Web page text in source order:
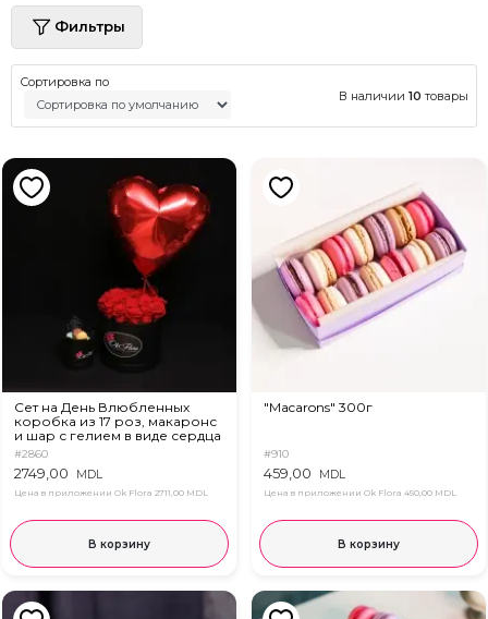
Фильтры
Сортировка по
В наличии 10 товары
Сет на День Влюбленных
коробка из 17 роз, макаронс
и шар с гелием в виде сердца
#2860
2749,00 MDL
Цена в приложении Ok Flora 2711,00 MDL
В корзину
"Macarons" 300г
#910
459,00 MDL
Цена в приложении Ok Flora 450,00 MDL
В корзину